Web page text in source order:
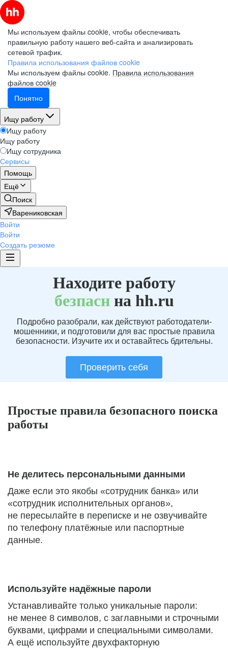
Мы используем файлы cookie, чтобы обеспечивать
правильную работу нашего веб-сайта и анализировать
сетевой трафик.
Правила использования файлов cookie
Мы используем файлы cookie. Правила использования
файлов cookie
Понятно
Ищу работу
Ищу работу
Ищу работу
Ищу сотрудника
Сервисы
Помощь
Ещё
Поиск
Варениковская
Войти
Войти
Создать резюме
Находите работу
безпаснна hh.ru
Подробно разобрали, как действуют работодатели-
мошенники, и подготовили для вас простые правила
безопасности. Изучите их и оставайтесь бдительны.
Проверить себя
Простые правила безопасного поиска
работы
Не делитесь персональными данными
Даже если это якобы «сотрудник банка» или
«сотрудник исполнительных органов»,
не пересылайте в переписке и не озвучивайте
по телефону платёжные или паспортные
данные.
Используйте надёжные пароли
Устанавливайте только уникальные пароли:
не менее 8 символов, с заглавными и строчными
буквами, цифрами и специальными символами.
А ещё используйте двухфакторную